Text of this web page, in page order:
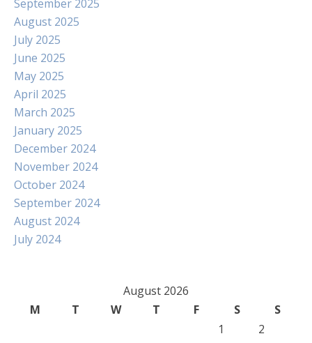
September 2025
August 2025
July 2025
June 2025
May 2025
April 2025
March 2025
January 2025
December 2024
November 2024
October 2024
September 2024
August 2024
July 2024
August 2026
M
T W T F S
S
1
2